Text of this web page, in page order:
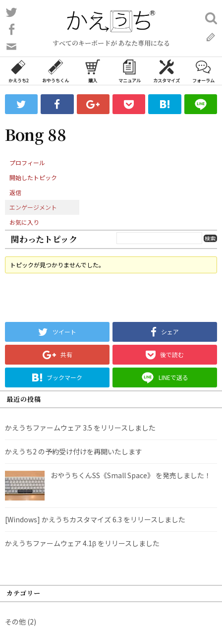
コ
ン
ン
ツ
ス
ッ
プ
すべてのキーボードが あなた専用になる
い
合
わ
フ
ォ
ム
検
索:
かえうち2 おやうちくん 購入 マニュアル カスタマイズ フォーラム
Bong 88
プロフィール
開始したトピック
返信
エンゲージメント
お気に入り
関わったトピック
トピックが見つかりませんでした。
ツイート シェア
共有 後で読む
ブックマーク LINEで送る
最近の投稿
かえうちファームウェア 3.5 をリリースしました
かえうち2 の予約受け付けを再開いたします
おやうちくんSS《Small Space》 を発売しました！
[Windows] かえうちカスタマイズ 6.3 をリリースしました
かえうちファームウェア 4.1β をリリースしました
カテゴリー
その他 (2)